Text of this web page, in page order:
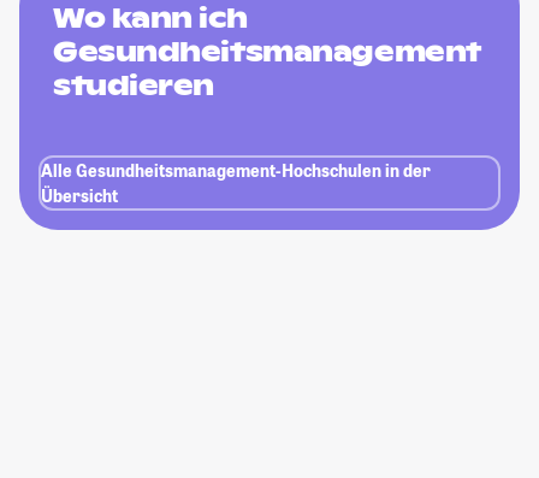
Wo kann ich
Gesundheitsmanagement
studieren
Alle Gesundheitsmanagement-Hochschulen in der
Übersicht